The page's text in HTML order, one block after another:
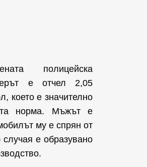
полицейска
е отчел 2,05
което е значително
норма. Мъжът е
му е спрян от
е образувано